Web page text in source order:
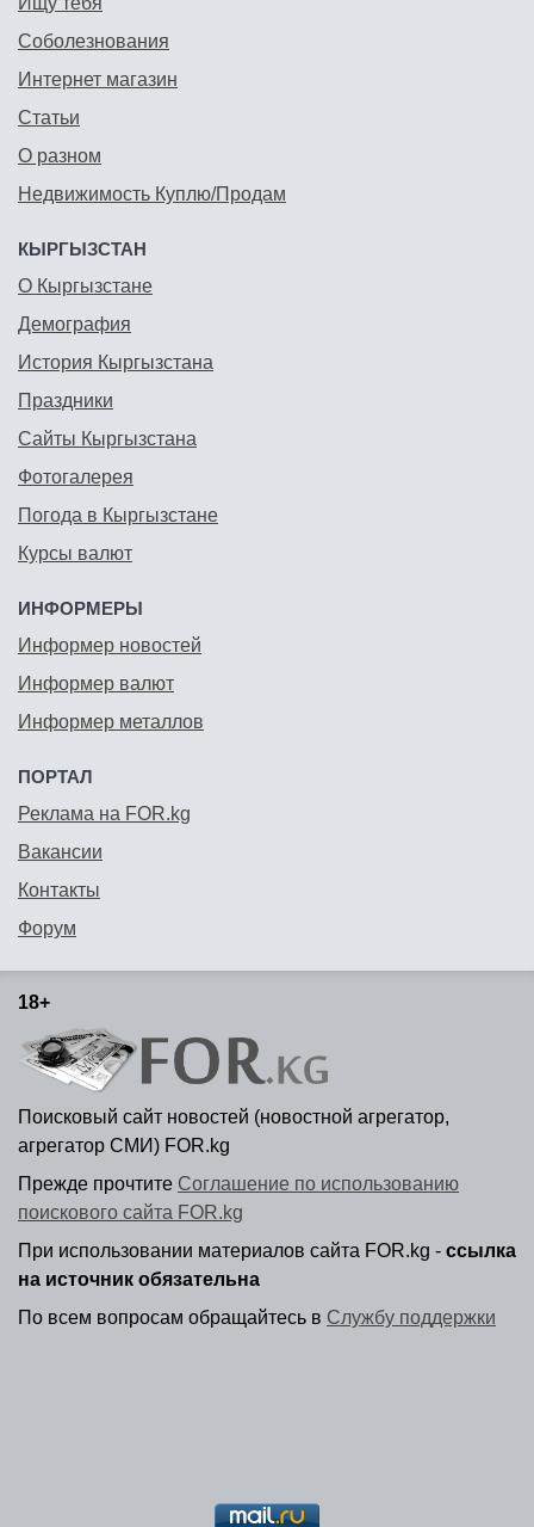
Соболезнования
Интернет магазин
Статьи
О разном
Недвижимость Куплю/Продам
КЫРГЫЗСТАН
О Кыргызстане
Демография
История Кыргызстана
Праздники
Сайты Кыргызстана
Фотогалерея
Погода в Кыргызстане
Курсы валют
ИНФОРМЕРЫ
Информер новостей
Информер валют
Информер металлов
ПОРТАЛ
Реклама на FOR.kg
Вакансии
Контакты
Форум
18+
Поисковый сайт новостей (новостной агрегатор,
агрегатор СМИ) FOR.kg
Прежде прочтите Соглашение по использованию
поискового сайта FOR.kg
При использовании материалов сайта FOR.kg - ссылка
на источник обязательна
По всем вопросам обращайтесь в Службу поддержки